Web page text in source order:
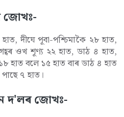
জোখঃ-
দীঘে পূবা-পশ্চিমাকৈ ২৮ হাত,
ওখ শূণ্য ২২ হাত, ডাঠ ৪ হাত,
হাত বলে ১৫ হাত বাৰ ডাঠ ৪ হাত
৭ হাত।
দ'লৰ জোখঃ-